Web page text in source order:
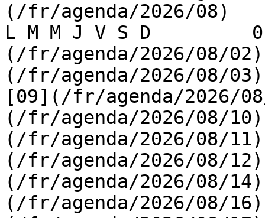
(/fr/agenda/2026/08)
L M M J V S D
(/fr/agenda/2026/08/
(/fr/agenda/2026/08/
[09](/fr/agenda/2026/
(/fr/agenda/2026/08/
(/fr/agenda/2026/08/
(/fr/agenda/2026/08/
(/fr/agenda/2026/08/
(/fr/agenda/2026/08/